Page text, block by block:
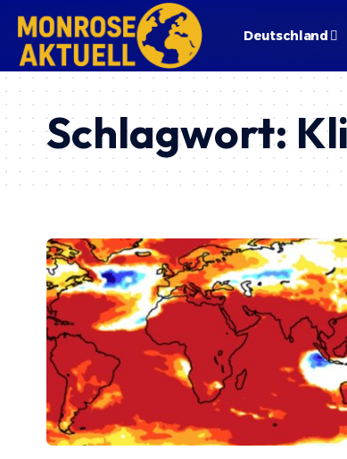
Deutschland
Schlagwort: